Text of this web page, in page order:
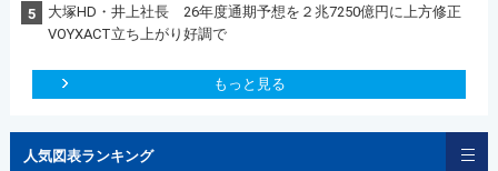
5
大塚HD・井上社長 26年度通期予想を２兆7250億円に上方修正
VOYXACT立ち上がり好調で
もっと見る
人気図表ランキング